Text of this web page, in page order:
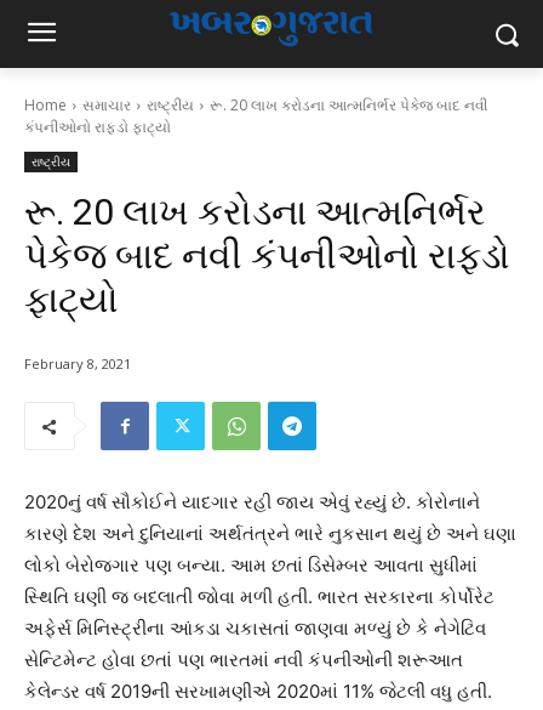
Home સમાચાર રાષ્ટ્રીય
રૂ. 20 લાખ કરોડના આત્મનિર્ભર પેકેજ બાદ નવી
કંપનીઓનો રાફડો ફાટ્યો
રાષ્ટ્રીય
રૂ. 20 લાખ કરોડના આત્મનિર્ભર
પેકેજ બાદ નવી કંપનીઓનો રાફડો
ફાટ્યો
February 8, 2021
2020નું વર્ષ સૌકોઈને યાદગાર રહી જાય એવું રહ્યું છે. કોરોનાને
કારણે દેશ અને દુનિયાનાં અર્થતંત્રને ભારે નુકસાન થયું છે અને ઘણા
લોકો બેરોજગાર પણ બન્યા. આમ છતાં ડિસેમ્બર આવતા સુધીમાં
સ્થિતિ ઘણી જ બદલાતી જોવા મળી હતી. ભારત સરકારના કોર્પોરેટ
અફેર્સ મિનિસ્ટ્રીના આંકડા ચકાસતાં જાણવા મળ્યું છે કે નેગેટિવ
સેન્ટિમેન્ટ હોવા છતાં પણ ભારતમાં નવી કંપનીઓની શરૂઆત
કેલેન્ડર વર્ષ 2019ની સરખામણીએ 2020માં 11% જેટલી વધુ હતી.